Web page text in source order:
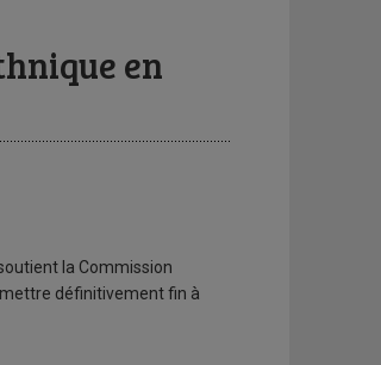
en
la Commission
définitivement fin à